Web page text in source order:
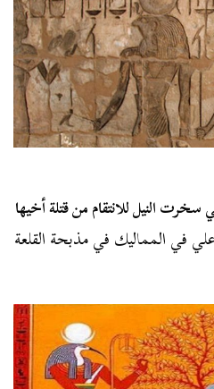
النيل للانتقام من قتلة أخيها
في المماليك في مذبحة القلعة